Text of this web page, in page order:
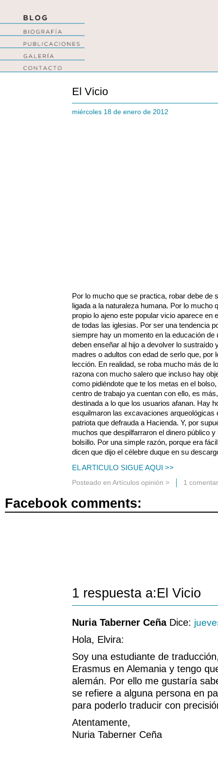
El Vicio
miércoles 18 de enero de 2012
Por lo mucho que se practica, robar debe de
ligada a la naturaleza humana. Por lo mucho
propio lo ajeno este popular vicio aparece en
de todas las iglesias. Por ser una tendencia
siempre hay un momento en la educación de
deben enseñar al hijo a devolver lo sustraído
madres o adultos con edad de serlo que, por
lección. En realidad, se roba mucho más de
razona con mucho salero que incluso hay
como pidiéndote que te los metas en el
centro de trabajo ya cuentan con ello, es
destinada a lo que los usuarios afanan. Hay
esquilmaron las excavaciones
patriota que defrauda a Hacienda. Y, por
muchos que despilfarraron el dinero público
bolsillo. Por una simple razón, porque era
dicen que dijo el célebre duque en su
EL ARTICULO SIGUE AQUI >>
Posteado en Artículos opinión > 1
Facebook comments:
1 respuesta a:El Vicio
Nuria Taberner CeñaDice:
Hola, Elvira:
Soy una estudiante de
Erasmus en Alemania y tengo
alemán. Por ello me gustaría
se refiere a alguna persona en
para poderlo traducir con
Atentamente,
Nuria Taberner Ceña